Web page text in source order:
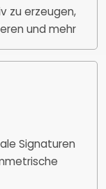
zu erzeugen,
und mehr
Signaturen